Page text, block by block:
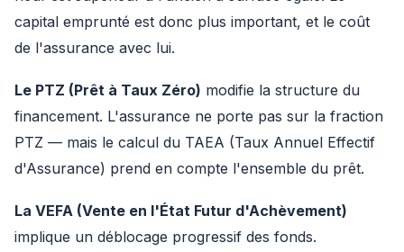
capital emprunté est donc plus important, et le coût
de l'assurance avec lui.
Le PTZ (Prêt à Taux Zéro) modifie la structure du
financement. L'assurance ne porte pas sur la fraction
PTZ — mais le calcul du TAEA (Taux Annuel Effectif
d'Assurance) prend en compte l'ensemble du prêt.
La VEFA (Vente en l'État Futur d'Achèvement)
implique un déblocage progressif des fonds.